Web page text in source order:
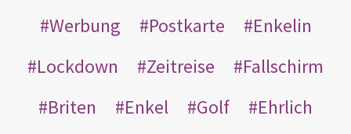
Werbung
Postkarte
Enkelin
Lockdown
Zeitreise
Fallschirm
Briten
Enkel Golf
Ehrlich